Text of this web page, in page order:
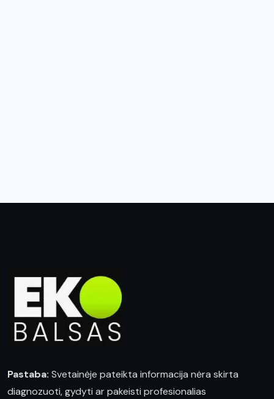
Pastaba: Svetainėje pateikta informacija nėra skirta
diagnozuoti, gydyti ar pakeisti profesionalias